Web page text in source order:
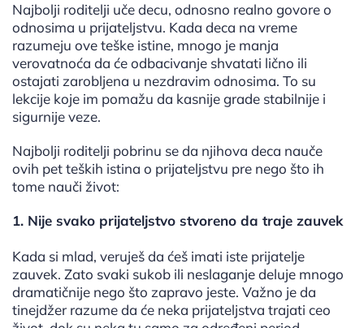
Najbolji roditelji uče decu, odnosno realno govore o
odnosima u prijateljstvu. Kada deca na vreme
razumeju ove teške istine, mnogo je manja
verovatnoća da će odbacivanje shvatati lično ili
ostajati zarobljena u nezdravim odnosima. To su
lekcije koje im pomažu da kasnije grade stabilnije i
sigurnije veze.
Najbolji roditelji pobrinu se da njihova deca nauče
ovih pet teških istina o prijateljstvu pre nego što ih
tome nauči život:
1. Nije svako prijateljstvo stvoreno da traje zauvek
Kada si mlad, veruješ da ćeš imati iste prijatelje
zauvek. Zato svaki sukob ili neslaganje deluje mnogo
dramatičnije nego što zapravo jeste. Važno je da
tinejdžer razume da će neka prijateljstva trajati ceo